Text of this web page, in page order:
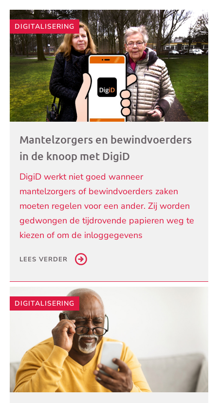
Andere
artikelen
DIGITALISERING
Mantelzorgers en bewindvoerders
in de knoop met DigiD
DigiD werkt niet goed wanneer
mantelzorgers of bewindvoerders zaken
moeten regelen voor een ander. Zij worden
gedwongen de tijdrovende papieren weg te
kiezen of om de inloggegevens
LEES VERDER
DIGITALISERING